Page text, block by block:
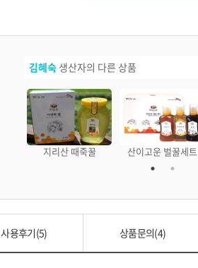
김혜숙 생산자의 다른 상품
지리산 때죽꿀 산이고운 벌꿀세트
사용후기(5) 상품문의(4)